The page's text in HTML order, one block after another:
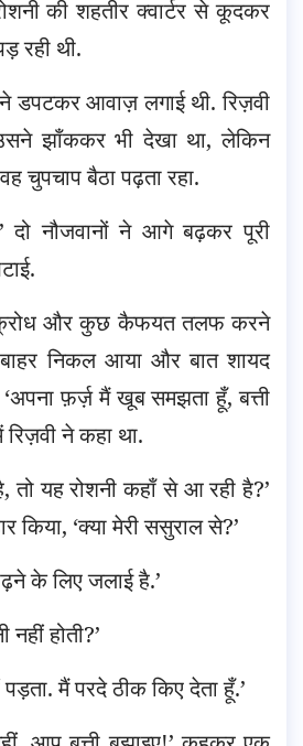
की शहतीर क्वार्टर से कूदकर
रही थी.
डपटकर आवाज़ लगाई थी. रिज़वी
झाँककर भी देखा था, लेकिन
चुपचाप बैठा पढ़ता रहा.
दो नौजवानों ने आगे बढ़कर पूरी
क्रोध और कुछ कैफयत तलफ करने
निकल आया और बात शायद
फ़र्ज़ मैं खूब समझता हूँ, बत्ती
ने कहा था.
तो यह रोशनी कहाँ से आ रही है?’
किया, ‘क्या मेरी ससुराल से?’
के लिए जलाई है.’
नहीं होती?’
मैं परदे ठीक किए देता हूँ.’